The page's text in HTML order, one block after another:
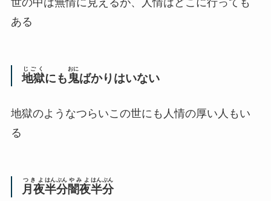
世の中は無情に見えるが、人情はどこに行っても
ある
地獄
じごく
にも鬼
おに
ばかりはいない
地獄のようなつらいこの世にも人情の厚い人もい
る
月夜
つきよ
半分
はんぶん
闇夜
やみよ
半分
はんぶん